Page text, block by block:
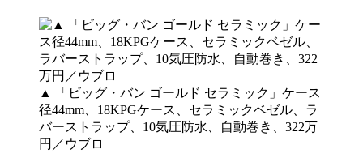
▲ 「ビッグ・バン ゴールド セラミック」ケース
径44mm、18KPGケース、セラミックベゼル、ラ
バーストラップ、10気圧防水、自動巻き、322万
円／ウブロ